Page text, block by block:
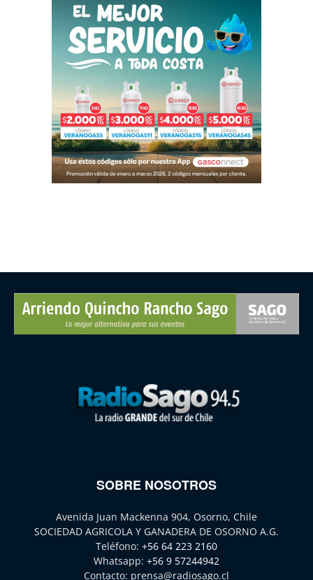
SOBRE NOSOTROS
Avenida Juan Mackenna 904, Osorno, Chile
SOCIEDAD AGRICOLA Y GANADERA DE OSORNO A.G.
Teléfono: +56 64 223 2160
Whatsapp: +56 9 57244942
Contacto: prensa@radiosago.cl